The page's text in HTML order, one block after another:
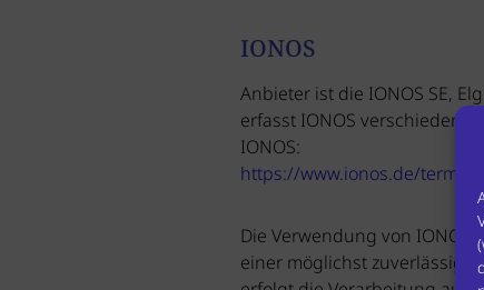
IONOS
Anbieter ist die IONOS SE,
erfasst IONOS verschiedene
IONOS:
https://www.ionos.de/terms-
Die Verwendung von IONOS
einer möglichst